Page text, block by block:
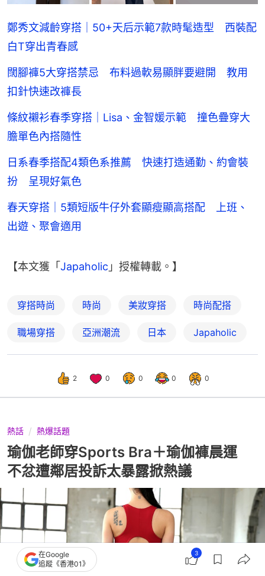
鄭秀文減齡穿搭｜50+天后示範7款時髦造型 西裝配
白T穿出青春感
闊腳褲5大穿搭禁忌 布料過軟易顯胖要避開 教用
扣針快速改褲長
條紋襯衫春季穿搭｜Lisa、金智媛示範 撞色疊穿大
膽單色內搭隨性
日系春季搭配4類色系推薦 快速打造通勤、約會裝
扮 呈現好氣色
春天穿搭｜5類短版牛仔外套顯瘦顯高搭配 上班、
出遊、聚會適用
【本文獲「 Japaholic 」授權轉載。】
穿搭時尚 時尚 美妝穿搭 時尚配搭
職場穿搭 亞洲潮流 日本 Japaholic
2 0 0 0 0
熱話 熱爆話題
瑜伽老師穿Sports Bra＋瑜伽褲晨運
不忿遭鄰居投訴太暴露掀熱議
在Google
追蹤《香港01》
3